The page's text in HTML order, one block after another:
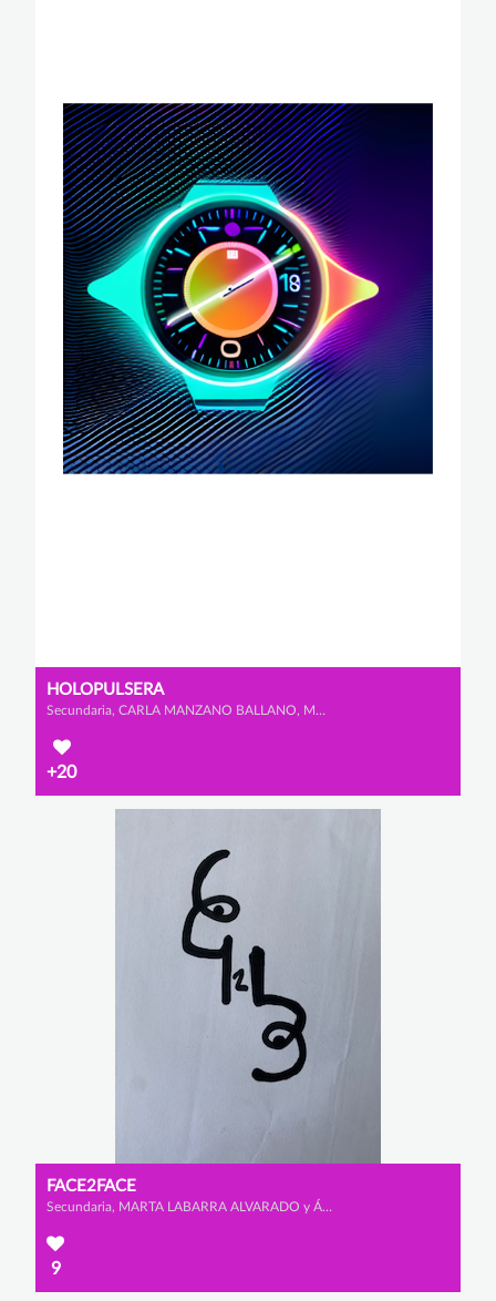
HOLOPULSERA
Secundaria, CARLA MANZANO BALLANO, MARÍA SERRANO LÓPEZ y IRENE DE BLAS VÁZQUEZ
+20
FACE2FACE
Secundaria, MARTA LABARRA ALVARADO y ÁNGELA VALBUENA PÉREZ
9